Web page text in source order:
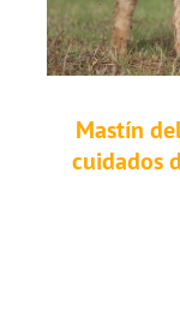
Mastín
cuidados